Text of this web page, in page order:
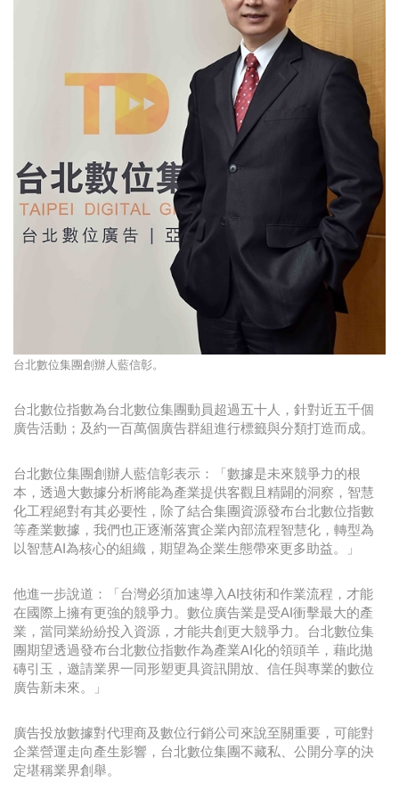
台北數位集團創辦人藍信彰。
台北數位指數為台北數位集團動員超過五十人，針對近五千個
廣告活動；及約一百萬個廣告群組進行標籤與分類打造而成。
台北數位集團創辦人藍信彰表示：「數據是未來競爭力的根
本，透過大數據分析將能為產業提供客觀且精闢的洞察，智慧
化工程絕對有其必要性，除了結合集團資源發布台北數位指數
等產業數據，我們也正逐漸落實企業內部流程智慧化，轉型為
以智慧AI為核心的組織，期望為企業生態帶來更多助益。」
他進一步說道：「台灣必須加速導入AI技術和作業流程，才能
在國際上擁有更強的競爭力。數位廣告業是受AI衝擊最大的產
業，當同業紛紛投入資源，才能共創更大競爭力。台北數位集
團期望透過發布台北數位指數作為產業AI化的領頭羊，藉此拋
磚引玉，邀請業界一同形塑更具資訊開放、信任與專業的數位
廣告新未來。」
廣告投放數據對代理商及數位行銷公司來說至關重要，可能對
企業營運走向產生影響，台北數位集團不藏私、公開分享的決
定堪稱業界創舉。